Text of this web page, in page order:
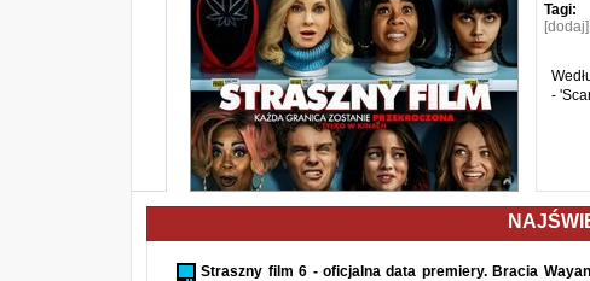
Tagi:
[dodaj]
-
Straszny film 6 - oficjalna data premiery. Bracia